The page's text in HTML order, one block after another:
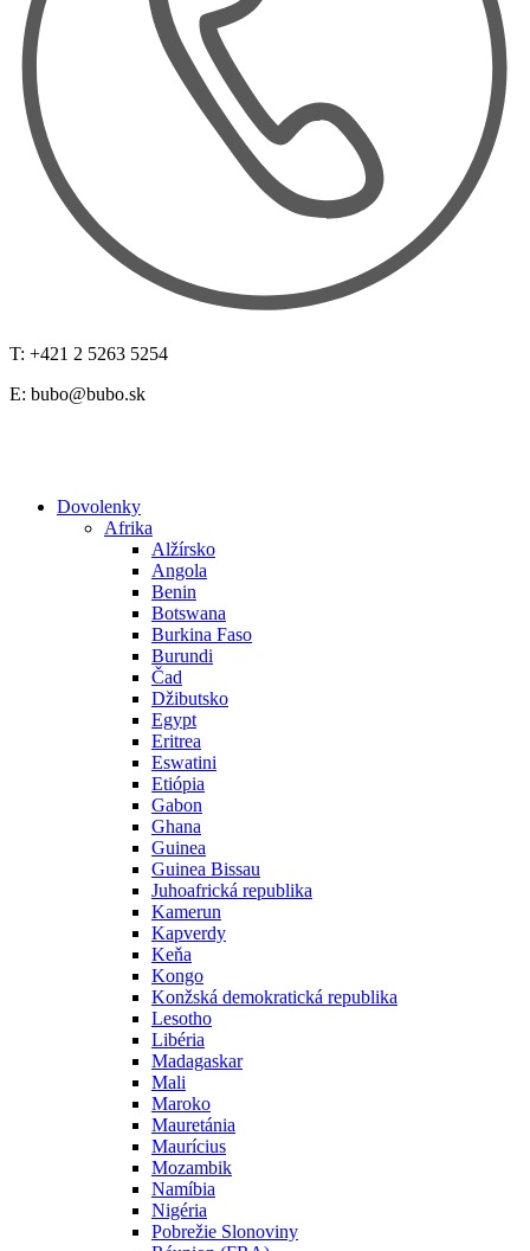
T: +421 2 5263 5254
E: bubo@bubo.sk
Dovolenky
Afrika
Alžírsko
Angola
Benin
Botswana
Burkina Faso
Burundi
Čad
Džibutsko
Egypt
Eritrea
Eswatini
Etiópia
Gabon
Ghana
Guinea
Guinea Bissau
Juhoafrická republika
Kamerun
Kapverdy
Keňa
Kongo
Konžská demokratická republika
Lesotho
Libéria
Madagaskar
Mali
Maroko
Mauretánia
Maurícius
Mozambik
Namíbia
Nigéria
Pobrežie Slonoviny